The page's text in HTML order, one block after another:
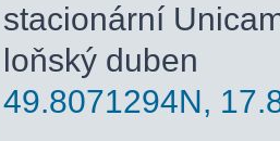
stacionární
loňský duben
49.8071294N,